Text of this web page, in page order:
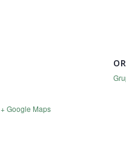
+ Google Maps